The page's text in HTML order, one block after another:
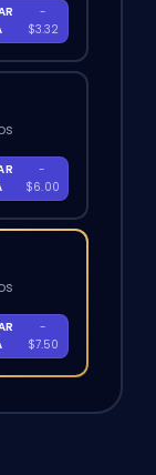
-
$3.32
-
$6.00
-
$7.50